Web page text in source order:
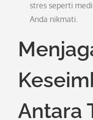
stres seperti
Anda nikmati.
Antara